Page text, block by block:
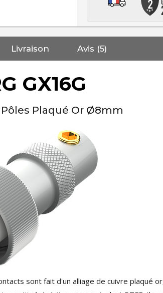
Livraison Avis (5)
GX16G
Pôles Plaqué Or Ø8mm
sont fait d'un alliage de cuivre plaqué